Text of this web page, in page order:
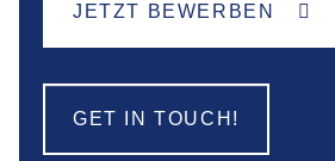
JETZT BEWERBEN
GET IN TOUCH!